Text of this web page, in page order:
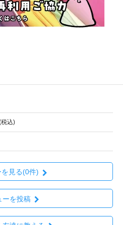
込)
を見る(0件)
ーを投稿